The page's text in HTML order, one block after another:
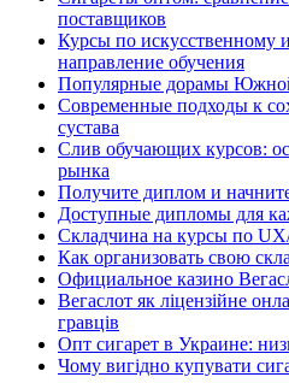
поставщиков
Курсы по искусственному
направление обучения
Популярные дорамы Южной
Современные подходы к
сустава
Слив обучающих курсов:
рынка
Получите диплом и
Доступные дипломы для
Складчина на курсы по
Как организовать свою
Официальное казино
Вегаслот як ліцензійне
гравців
Опт сигарет в Украине:
Чому вигідно купувати